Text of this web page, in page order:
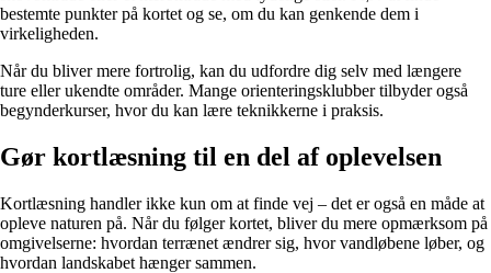
bestemte punkter på kortet og se, om du kan genkende dem i
virkeligheden.
Når du bliver mere fortrolig, kan du udfordre dig selv med længere
ture eller ukendte områder. Mange orienteringsklubber tilbyder også
begynderkurser, hvor du kan lære teknikkerne i praksis.
Gør kortlæsning til en del af oplevelsen
Kortlæsning handler ikke kun om at finde vej – det er også en måde at
opleve naturen på. Når du følger kortet, bliver du mere opmærksom på
omgivelserne: hvordan terrænet ændrer sig, hvor vandløbene løber, og
hvordan landskabet hænger sammen.